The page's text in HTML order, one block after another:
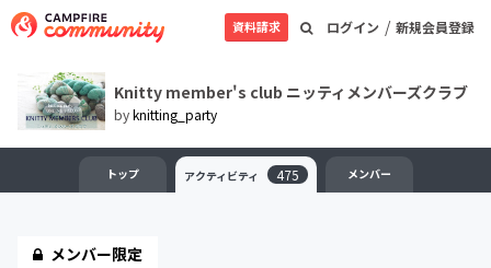
ログイン / 新規会員登録
資料請求
Knitty member's club ニッティメンバーズクラブ
byknitting_party
トップ アクティビティ 475 メンバー
メンバー限定